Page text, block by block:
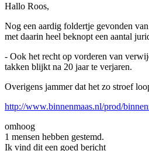
Hallo Roos,
Nog een aardig foldertje gevonden
met daarin heel beknopt een aantal
- Ook het recht op vorderen van
takken blijkt na 20 jaar te verjaren.
Overigens jammer dat het zo stroef
http://www.binnenmaas.nl/prod/
omhoog
1 mensen hebben gestemd.
Ik vind dit een goed bericht